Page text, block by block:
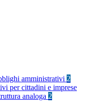
amministrativi 2
per cittadini e imprese
analoga 2